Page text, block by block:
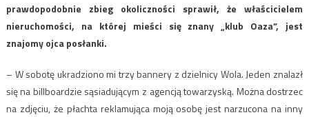
prawdopodobnie zbieg okoliczności sprawił, że właścicielem
nieruchomości, na której mieści się znany „klub Oaza”, jest
znajomy ojca posłanki.
– W sobotę ukradziono mi trzy bannery z dzielnicy Wola. Jeden znalazł
się na billboardzie sąsiadującym z agencją towarzyską. Można dostrzec
na zdjęciu, że płachta reklamująca moją osobę jest narzucona na inny